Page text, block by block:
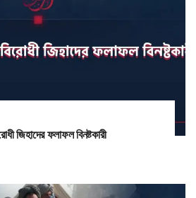
জিহাদের ফলাফল বিনষ্টকারী